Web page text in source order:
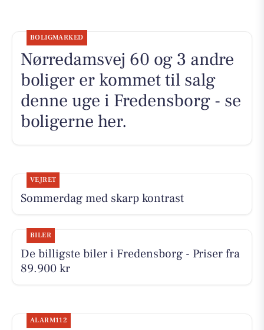
BOLIGMARKED
Nørredamsvej 60 og 3 andre
boliger er kommet til salg
denne uge i Fredensborg - se
boligerne her.
VEJRET
Sommerdag med skarp kontrast
BILER
De billigste biler i Fredensborg - Priser fra
89.900 kr
ALARM112